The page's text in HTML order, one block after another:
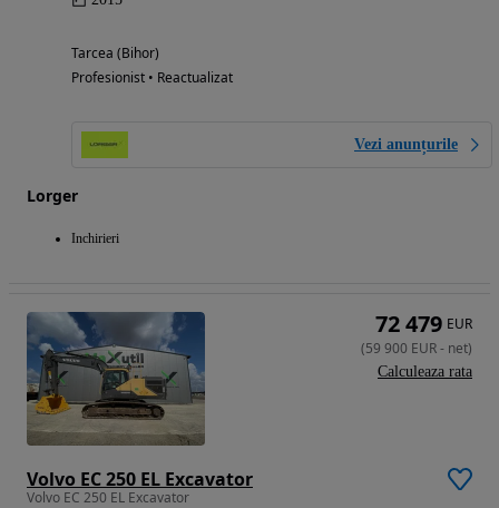
Tarcea (Bihor)
Profesionist • Reactualizat
Vezi anunțurile
Lorger
Inchirieri
Volvo EC 250 EL Excavator
Volvo EC 250 EL Excavator
72 479 EUR
(59 900 EUR- net)
Calculeaza rata